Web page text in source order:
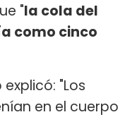
"la cola del
como cinco
"Los
en el cuerpo